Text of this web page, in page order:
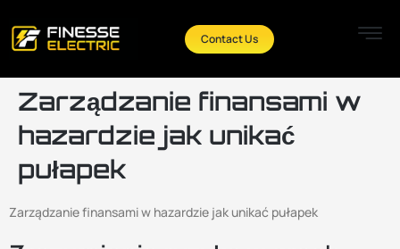
Contact Us
Zarządzanie finansami w
hazardzie jak unikać
pułapek
Zarządzanie finansami w hazardzie jak unikać pułapek